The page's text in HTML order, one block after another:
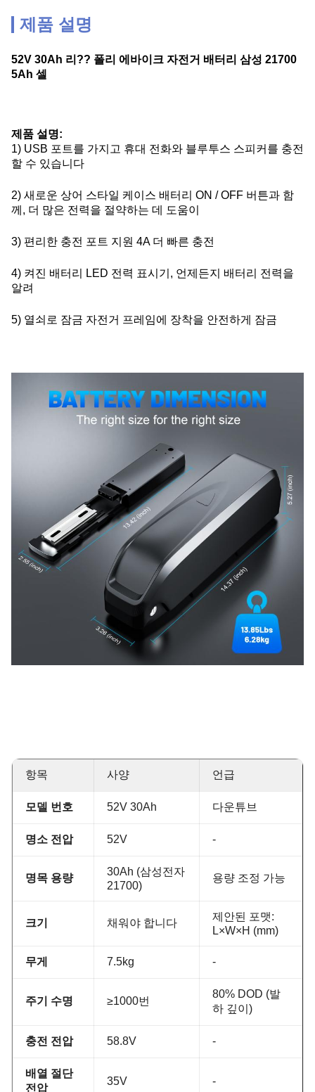
제품 설명
52V 30Ah 리?? 폴리 에바이크 자전거 배터리 삼성 21700
5Ah 셀
제품 설명:
1) USB 포트를 가지고 휴대 전화와 블루투스 스피커를 충전
할 수 있습니다
2) 새로운 상어 스타일 케이스 배터리 ON / OFF 버튼과 함
께, 더 많은 전력을 절약하는 데 도움이
3) 편리한 충전 포트 지원 4A 더 빠른 충전
4) 켜진 배터리 LED 전력 표시기, 언제든지 배터리 전력을
알려
5) 열쇠로 잠금 자전거 프레임에 장착을 안전하게 잠금
항목 사양 언급
모델 번호 52V 30Ah 다운튜브
명소 전압 52V -
명목 용량
30Ah (삼성전자
21700)
용량 조정 가능
크기 채워야 합니다
제안된 포맷:
L×W×H (mm)
무게 7.5kg -
주기 수명 ≥1000번
80% DOD (발
하 깊이)
충전 전압 58.8V -
배열 절단
전압
35V -